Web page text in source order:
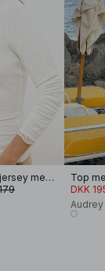
Langærmet top i jersey med blondedetalje
Top
DKK